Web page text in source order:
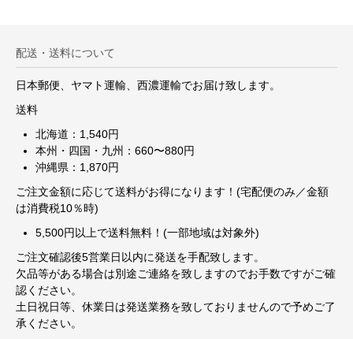
配送・送料について
日本郵便、ヤマト運輸、西濃運輸でお届け致します。
送料
北海道：1,540円
本州・四国・九州：660〜880円
沖縄県：1,870円
ご注文金額に応じて送料がお得になります！(宅配便のみ／金額
は消費税10％時)
5,500円以上で送料無料！(一部地域は対象外)
ご注文確認後5営業日以内に発送を手配致します。
欠品等がある場合は別途ご連絡を致しますのでお手数ですがご確
認ください。
土日祝日等、休業日は発送業務を致しておりませんので予めご了
承ください。